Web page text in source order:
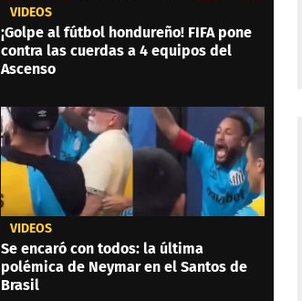
VIDEOS
¡Golpe al fútbol hondureño! FIFA pone
contra las cuerdas a 4 equipos del
Ascenso
VIDEOS
Se encaró con todos: la última
polémica de Neymar en el Santos de
Brasil